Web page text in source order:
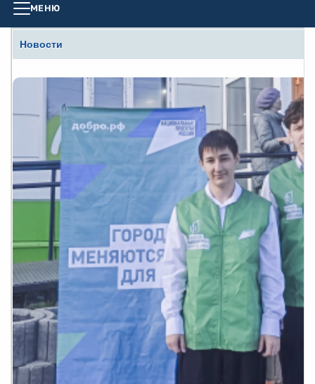
МЕНЮ
Новости